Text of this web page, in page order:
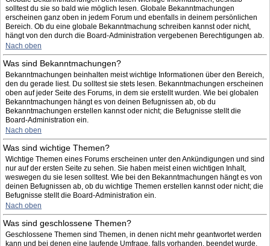
solltest du sie so bald wie möglich lesen. Globale Bekanntmachungen
erscheinen ganz oben in jedem Forum und ebenfalls in deinem persönlichen
Bereich. Ob du eine globale Bekanntmachung schreiben kannst oder nicht,
hängt von den durch die Board-Administration vergebenen Berechtigungen ab.
Nach oben
Was sind Bekanntmachungen?
Bekanntmachungen beinhalten meist wichtige Informationen über den Bereich,
den du gerade liest. Du solltest sie stets lesen. Bekanntmachungen erscheinen
oben auf jeder Seite des Forums, in dem sie erstellt wurden. Wie bei globalen
Bekanntmachungen hängt es von deinen Befugnissen ab, ob du
Bekanntmachungen erstellen kannst oder nicht; die Befugnisse stellt die
Board-Administration ein.
Nach oben
Was sind wichtige Themen?
Wichtige Themen eines Forums erscheinen unter den Ankündigungen und sind
nur auf der ersten Seite zu sehen. Sie haben meist einen wichtigen Inhalt,
weswegen du sie lesen solltest. Wie bei den Bekanntmachungen hängt es von
deinen Befugnissen ab, ob du wichtige Themen erstellen kannst oder nicht; die
Befugnisse stellt die Board-Administration ein.
Nach oben
Was sind geschlossene Themen?
Geschlossene Themen sind Themen, in denen nicht mehr geantwortet werden
kann und bei denen eine laufende Umfrage, falls vorhanden, beendet wurde.